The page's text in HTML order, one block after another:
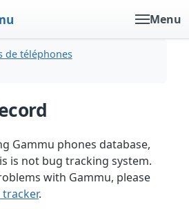
Menu
de téléphones
Gammu phones database,
is not bug tracking system.
with Gammu, please
.